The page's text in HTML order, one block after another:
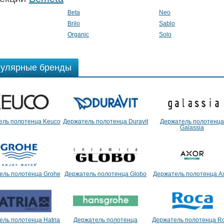
Beta
Neo
Brilo
Sablo
Organic
Solo
бренды
полотенца Keuco Держатель полотенца Duravit
Держатель полотенца
Galassia
полотенца Grohe Держатель полотенца Globo Держатель полотенца
полотенца Hatria
Держатель полотенца
Держатель полотенца